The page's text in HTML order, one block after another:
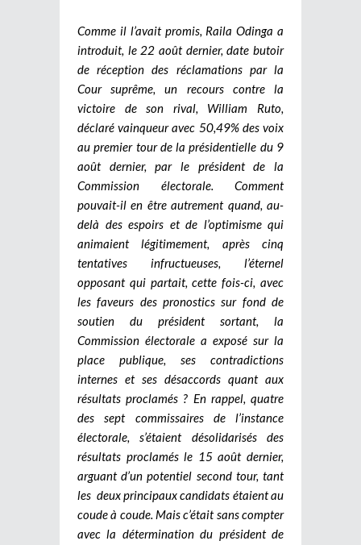
Comme il l’avait promis, Raila Odinga a
introduit, le 22 août dernier, date butoir
de réception des réclamations par la
Cour suprême, un recours contre la
victoire de son rival, William Ruto,
déclaré vainqueur avec 50,49% des voix
au premier tour de la présidentielle du 9
août dernier, par le président de la
Commission électorale. Comment
pouvait-il en être autrement quand, au-
delà des espoirs et de l’optimisme qui
animaient légitimement, après cinq
tentatives infructueuses, l’éternel
opposant qui partait, cette fois-ci, avec
les faveurs des pronostics sur fond de
soutien du président sortant, la
Commission électorale a exposé sur la
place publique, ses contradictions
internes et ses désaccords quant aux
résultats proclamés ? En rappel, quatre
des sept commissaires de l’instance
électorale, s’étaient désolidarisés des
résultats proclamés le 15 août dernier,
arguant d’un potentiel second tour, tant
les deux principaux candidats étaient au
coude à coude. Mais c’était sans compter
avec la détermination du président de